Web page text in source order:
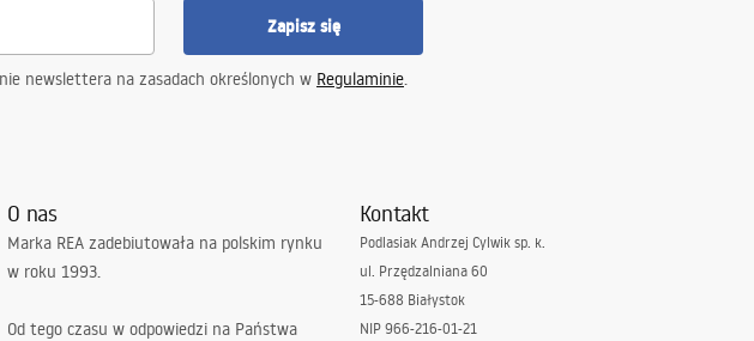
Zapisz się
newslettera na zasadach określonych w Regulaminie.
O nas
Marka REA zadebiutowała na polskim rynku
w roku 1993.
Od tego czasu w odpowiedzi na Państwa
Kontakt
Podlasiak Andrzej Cylwik sp. k.
ul. Przędzalniana 60
15-688 Białystok
NIP 966-216-01-21